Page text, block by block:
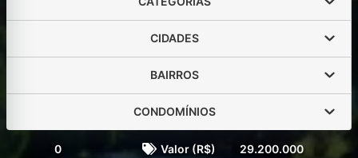
CIDADES
BAIRROS
CONDOMÍNIOS
0 Valor (R$) 29.200.000